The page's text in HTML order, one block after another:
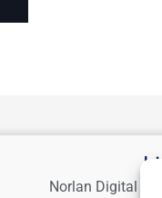
Norlan Digital